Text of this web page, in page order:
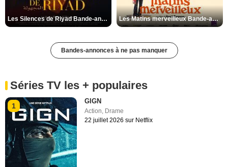
Les Silences de Riyad Bande-annonce VO STFR Les Matins merveilleux Bande-annonce VF
Bandes-annonces à ne pas manquer
Séries TV les + populaires
1
GIGN
Action, Drame
22 juillet 2026 sur Netflix